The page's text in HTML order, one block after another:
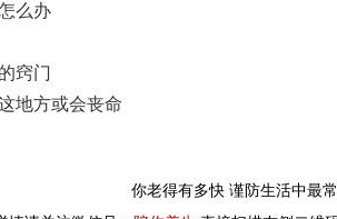
么办
窍门
地方或会丧命
你老得有多快 谨防生活中最